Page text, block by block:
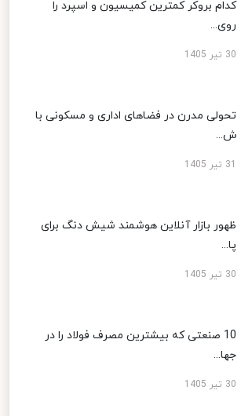
کدام بروکر کمترین کمیسیون و اسپرد را
روی...
30 تیر 1405
تحولی مدرن در فضاهای اداری و مسکونی با
ش...
ظهور بازار آنلاین هوشمند شیش دنگ برای
پا...
30 تیر 1405
10 صنعتی که بیشترین مصرف فولاد را در
جها...
30 تیر 1405